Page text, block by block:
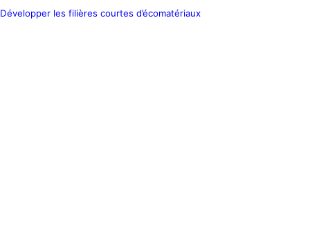
Développer les filières courtes d’écomatériaux